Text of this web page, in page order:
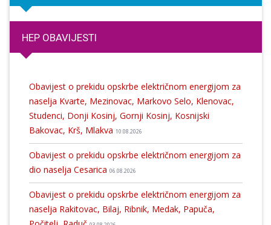
HEP OBAVIJESTI
Obavijest o prekidu opskrbe električnom energijom za
naselja Kvarte, Mezinovac, Markovo Selo, Klenovac,
Studenci, Donji Kosinj, Gornji Kosinj, Kosnijski
Bakovac, Krš, Mlakva 10.08.2026
Obavijest o prekidu opskrbe električnom energijom za
dio naselja Cesarica 06.08.2026
Obavijest o prekidu opskrbe električnom energijom za
naselja Rakitovac, Bilaj, Ribnik, Medak, Papuča,